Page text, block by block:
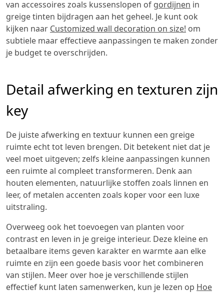
van accessoires zoals kussenslopen of gordijnen in
greige tinten bijdragen aan het geheel. Je kunt ook
kijken naar Customized wall decoration on size! om
subtiele maar effectieve aanpassingen te maken zonder
je budget te overschrijden.
Detail afwerking en texturen zijn
key
De juiste afwerking en textuur kunnen een greige
ruimte echt tot leven brengen. Dit betekent niet dat je
veel moet uitgeven; zelfs kleine aanpassingen kunnen
een ruimte al compleet transformeren. Denk aan
houten elementen, natuurlijke stoffen zoals linnen en
leer, of metalen accenten zoals koper voor een luxe
uitstraling.
Overweeg ook het toevoegen van planten voor
contrast en leven in je greige interieur. Deze kleine en
betaalbare items geven karakter en warmte aan elke
ruimte en zijn een goede basis voor het combineren
van stijlen. Meer over hoe je verschillende stijlen
effectief kunt laten samenwerken, kun je lezen op Hoe